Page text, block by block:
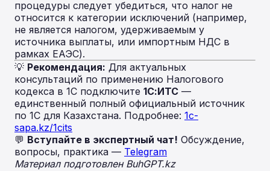
процедуры следует убедиться, что налог не
относится к категории исключений (например,
не является налогом, удерживаемым у
источника выплаты, или импортным НДС в
рамках ЕАЭС).
💡 Рекомендация: Для актуальных
консультаций по применению Налогового
кодекса в 1С подключите 1С:ИТС —
единственный полный официальный источник
по 1С для Казахстана. Подробнее: 1c-
sapa.kz/1cits
💬 Вступайте в экспертный чат! Обсуждение,
вопросы, практика — Telegram
Материал подготовлен BuhGPT.kz